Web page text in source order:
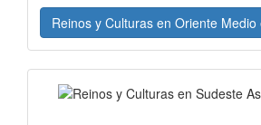
Reinos y Culturas en Oriente Medio